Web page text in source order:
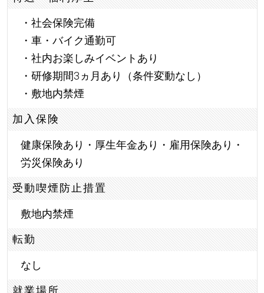
・社会保険完備
・車・バイク通勤可
・社内お楽しみイベントあり
・研修期間3ヵ月あり（条件変動なし）
・敷地内禁煙
加入保険
健康保険あり・厚生年金あり・雇用保険あり・
労災保険あり
受動喫煙防止措置
敷地内禁煙
転勤
なし
就業場所